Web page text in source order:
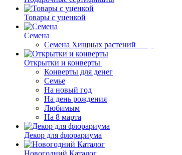
Товары с уценкой
Семена
Семена Хищных растений
Открытки и конверты
Конверты для денег
Семье
На новый год
На день рождения
Любимым
На 8 марта
Декор для флорариума
Новогодний Каталог